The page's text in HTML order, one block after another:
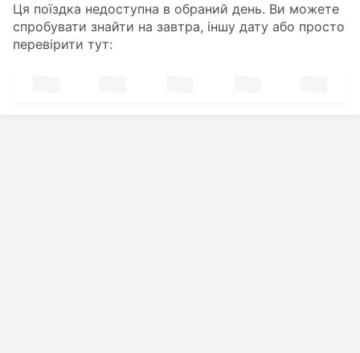
Ця поїздка недоступна в обраний день. Ви можете
спробувати знайти на завтра, іншу дату або просто
перевірити тут: